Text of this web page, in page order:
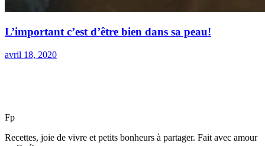
L’important c’est d’être bien dans sa peau!
avril 18, 2020
Fp
Recettes, joie de vivre et petits bonheurs à partager. Fait avec amour